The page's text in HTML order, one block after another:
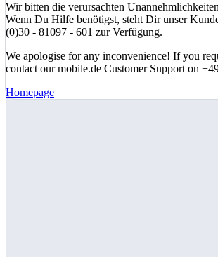
Wir bitten die verursachten
Wenn Du Hilfe benötigst, steht Dir unser
(0)30 - 81097 - 601 zur Verfügung.
We apologise for any inconvenience! If you
contact our mobile.de Customer Support on
Homepage